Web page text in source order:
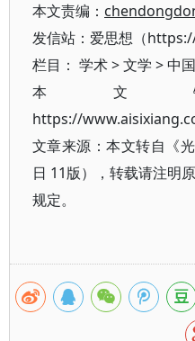
本文责编：
发信站：爱思想（
栏目： 学术>文学 >中
本文
https://
文章来源：本文转自《
日 11版），转载请注明
规定。